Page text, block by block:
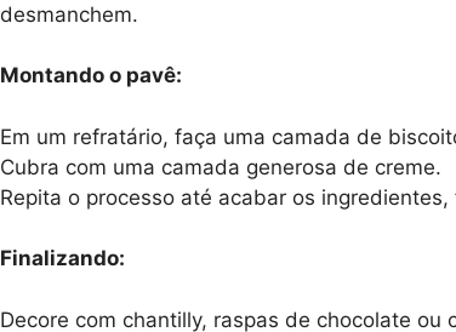
desmanchem.
Montando o pavê:
Em um refratário, faça uma camada de
Cubra com uma camada generosa de creme.
Repita o processo até acabar os
Finalizando:
Decore com chantilly, raspas de chocolate ou